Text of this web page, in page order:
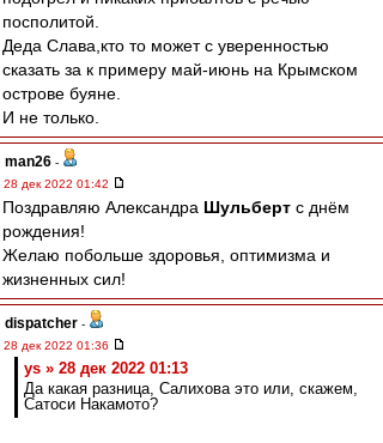
посполитой.
Деда Слава,кто то может с уверенностью
сказать за к примеру май-июнь на Крымском
острове буяне.
И не только.
man26 -
28 дек 2022 01:42
Поздравляю Александра Шульберт с днём
рождения!
Желаю побольше здоровья, оптимизма и
жизненных сил!
dispatcher -
28 дек 2022 01:36
ys » 28 дек 2022 01:13
Да какая разница, Салихова это или, скажем,
Сатоси Накамото?